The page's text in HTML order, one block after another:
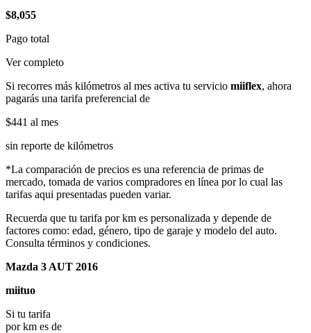
$8,055
Pago total
Ver completo
Si recorres más kilómetros al mes activa tu servicio miiflex, ahora
pagarás una tarifa preferencial de
$441 al mes
sin reporte de kilómetros
*La comparación de precios es una referencia de primas de
mercado, tomada de varios compradores en línea por lo cual las
tarifas aqui presentadas pueden variar.
Recuerda que tu tarifa por km es personalizada y depende de
factores como: edad, género, tipo de garaje y modelo del auto.
Consulta términos y condiciones.
Mazda 3 AUT 2016
miituo
Si tu tarifa
por km es de